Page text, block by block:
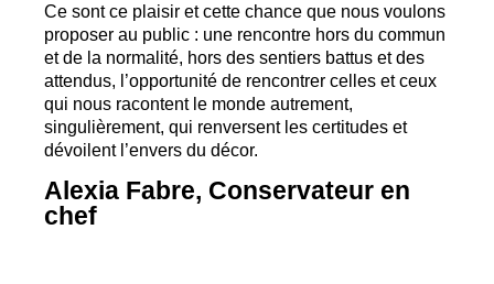
Ce sont ce plaisir et cette chance que nous voulons
proposer au public : une rencontre hors du commun
et de la normalité, hors des sentiers battus et des
attendus, l’opportunité de rencontrer celles et ceux
qui nous racontent le monde autrement,
singulièrement, qui renversent les certitudes et
dévoilent l’envers du décor.
Alexia Fabre, Conservateur en
chef